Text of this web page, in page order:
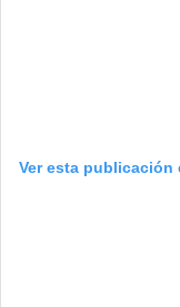
Ver esta publicación